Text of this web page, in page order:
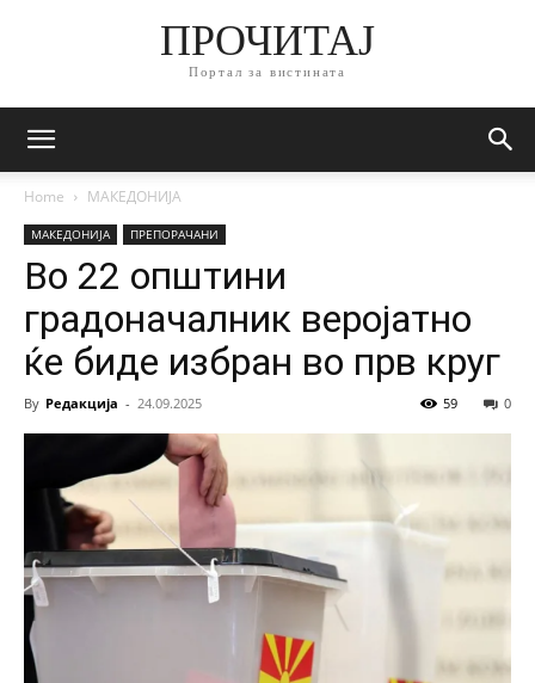
ПРОЧИТАЈ
Портал за вистината
Home МАКЕДОНИЈА
МАКЕДОНИЈА ПРЕПОРАЧАНИ
Во 22 општини
градоначалник веројатно
ќе биде избран во прв круг
By Редакција - 24.09.2025 0
59